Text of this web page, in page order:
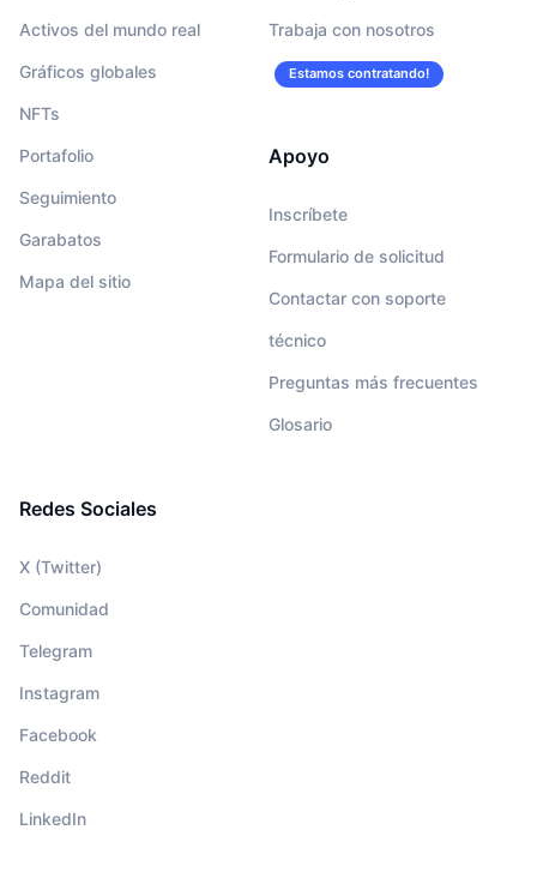
Activos del mundo real
Gráficos globales
NFTs
Portafolio
Seguimiento
Garabatos
Mapa del sitio
Trabaja con nosotros
Estamos contratando!
Apoyo
Inscríbete
Formulario de solicitud
Contactar con soporte
técnico
Preguntas más frecuentes
Glosario
Redes Sociales
X (Twitter)
Comunidad
Telegram
Instagram
Facebook
Reddit
LinkedIn